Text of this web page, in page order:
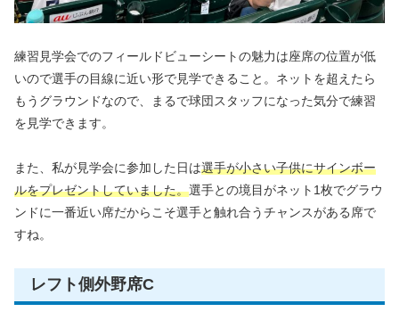
練習見学会でのフィールドビューシートの魅力は座席の位置が低
いので選手の目線に近い形で見学できること。ネットを超えたら
もうグラウンドなので、まるで球団スタッフになった気分で練習
を見学できます。
また、私が見学会に参加した日は選手が小さい子供にサインボー
ルをプレゼントしていました。選手との境目がネット1枚でグラウ
ンドに一番近い席だからこそ選手と触れ合うチャンスがある席で
すね。
レフト側外野席C